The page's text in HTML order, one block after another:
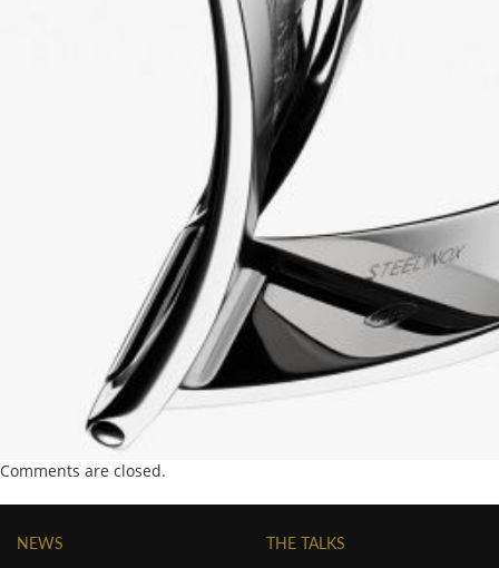
Comments are closed.
NEWS
THE TALKS